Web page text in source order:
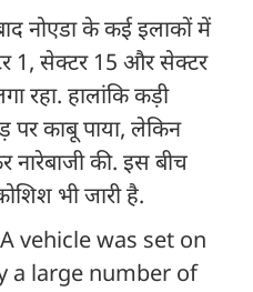
नोएडा के कई इलाकों में
1, सेक्टर 15 और सेक्टर
रहा. हालांकि कड़ी
काबू पाया, लेकिन
नारेबाजी की. इस बीच
भी जारी है.
vehicle was set on
a large number of